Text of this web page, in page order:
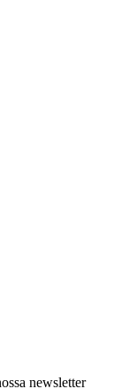
newsletter